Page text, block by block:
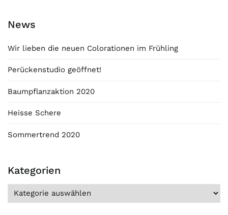
News
Wir lieben die neuen Colorationen im Frühling
Perückenstudio geöffnet!
Baumpflanzaktion 2020
Heisse Schere
Sommertrend 2020
Kategorien
Kategorien